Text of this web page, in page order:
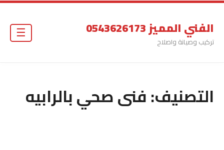
الفني المميز 0543626173
تركيب وصيانة واصلاح
التصنيف:فنى صحي بالرابيه